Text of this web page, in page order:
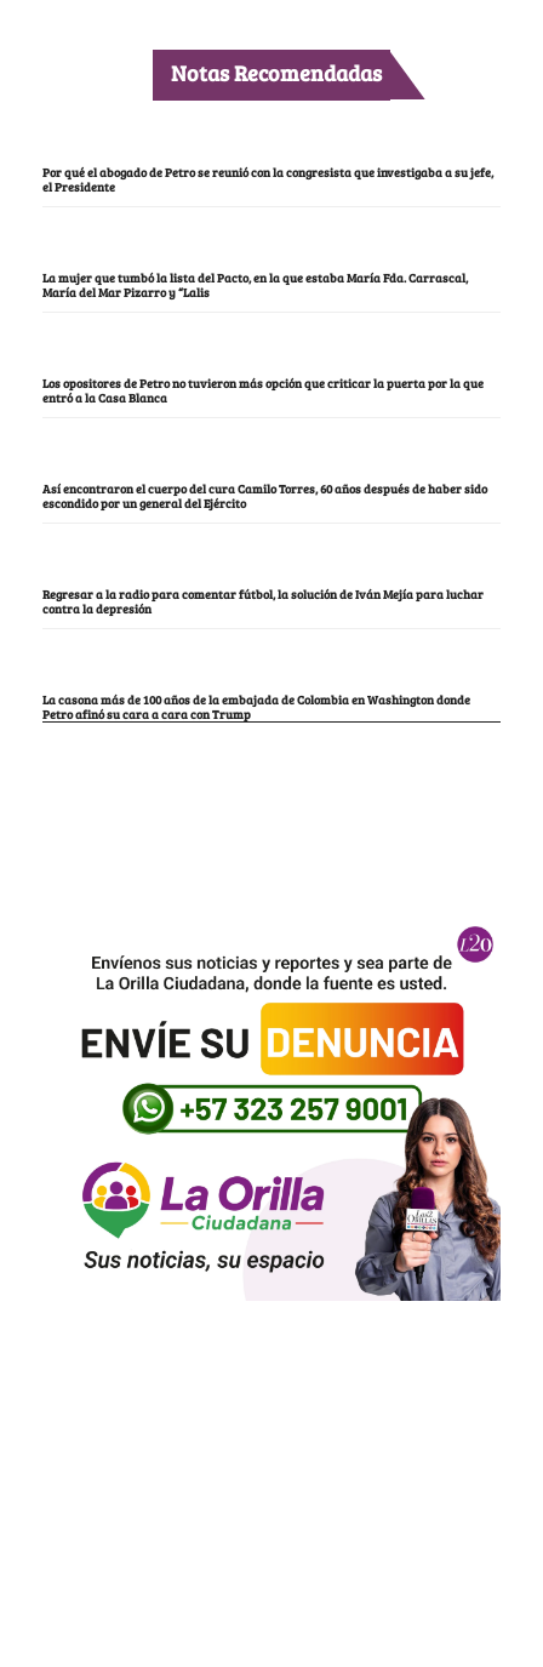
Notas Recomendadas
Por qué el abogado de Petro se reunió con la congresista que investigaba a su jefe,
el Presidente
La mujer que tumbó la lista del Pacto, en la que estaba María Fda. Carrascal,
María del Mar Pizarro y “Lalis
Los opositores de Petro no tuvieron más opción que criticar la puerta por la que
entró a la Casa Blanca
Así encontraron el cuerpo del cura Camilo Torres, 60 años después de haber sido
escondido por un general del Ejército
Regresar a la radio para comentar fútbol, la solución de Iván Mejía para luchar
contra la depresión
La casona más de 100 años de la embajada de Colombia en Washington donde
Petro afinó su cara a cara con Trump